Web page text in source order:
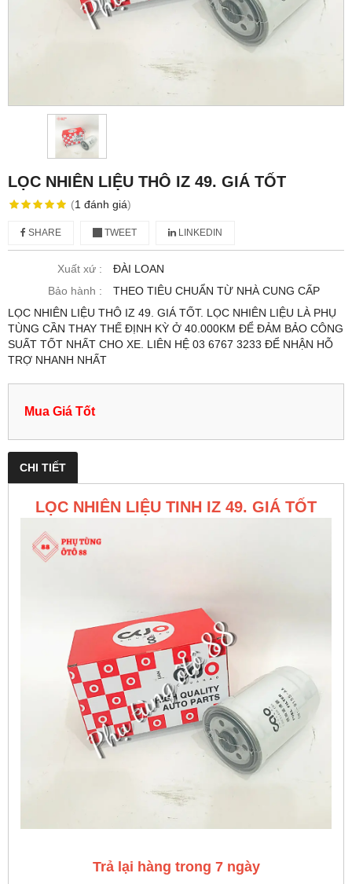
LỌC NHIÊN LIỆU THÔ IZ 49. GIÁ TỐT
(1 đánh giá)
SHARE TWEET LINKEDIN
Xuất xứ :
ĐÀI LOAN
Bảo hành :
THEO TIÊU CHUẨN TỪ NHÀ CUNG CẤP
LỌC NHIÊN LIỆU THÔ IZ 49. GIÁ TỐT. LỌC NHIÊN LIỆU LÀ PHỤ
TÙNG CẦN THAY THẾ ĐỊNH KỲ Ở 40.000KM ĐỂ ĐẢM BẢO CÔNG
SUẤT TỐT NHẤT CHO XE. LIÊN HỆ 03 6767 3233 ĐỂ NHẬN HỖ
TRỢ NHANH NHẤT
Mua Giá Tốt
CHI TIẾT
LỌC NHIÊN LIỆU TINH IZ 49. GIÁ TỐT
Trả lại hàng trong 7 ngày